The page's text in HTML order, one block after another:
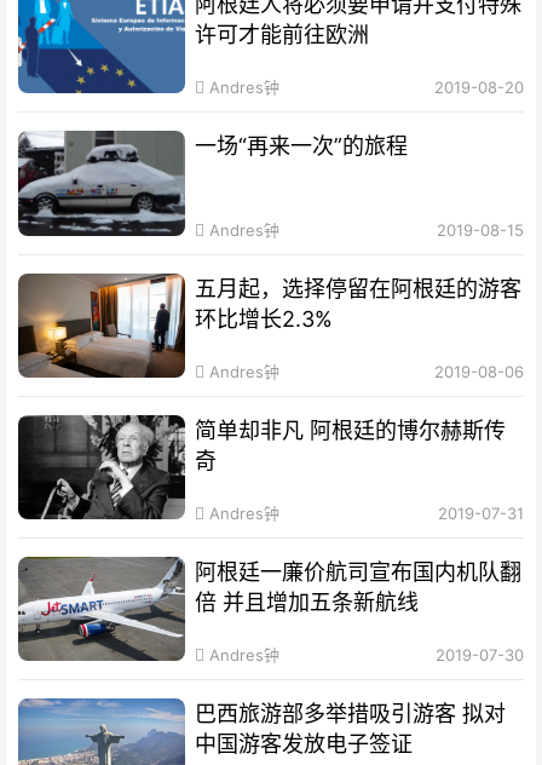
许可才能前往欧洲
Andres钟 2019-08-20
一场“再来一次”的旅程
Andres钟 2019-08-15
五月起，选择停留在阿根廷的游客
环比增长2.3%
Andres钟 2019-08-06
简单却非凡 阿根廷的博尔赫斯传
奇
Andres钟 2019-07-31
阿根廷一廉价航司宣布国内机队翻
倍 并且增加五条新航线
Andres钟 2019-07-30
巴西旅游部多举措吸引游客 拟对
中国游客发放电子签证